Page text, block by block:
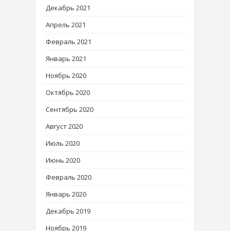
Декабрь 2021
Апрель 2021
Февраль 2021
Январь 2021
Ноябрь 2020
Октябрь 2020
Сентябрь 2020
Август 2020
Июль 2020
Июнь 2020
Февраль 2020
Январь 2020
Декабрь 2019
Ноябрь 2019